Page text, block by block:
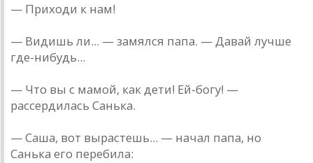
— Приходи к нам!
— Видишь ли... — замялся папа. — Давай лучше
где-нибудь...
— Что вы с мамой, как дети! Ей-богу! —
рассердилась Санька.
— Саша, вот вырастешь... — начал папа, но
Санька его перебила: